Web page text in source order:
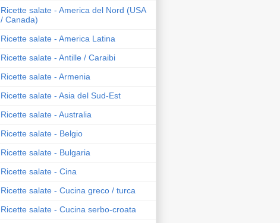
Ricette salate - America del Nord (USA
/ Canada)
Ricette salate - America Latina
Ricette salate - Antille / Caraibi
Ricette salate - Armenia
Ricette salate - Asia del Sud-Est
Ricette salate - Australia
Ricette salate - Belgio
Ricette salate - Bulgaria
Ricette salate - Cina
Ricette salate - Cucina greco / turca
Ricette salate - Cucina serbo-croata